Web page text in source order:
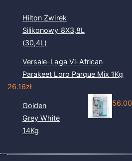
Hilton Żwirek
Silikonowy 8X3,8L
(30,4L)
Versale-Laga Vl-African
Parakeet Loro Parque Mix 1Kg
26.16zł
Golden
Grey White
14Kg
56.00